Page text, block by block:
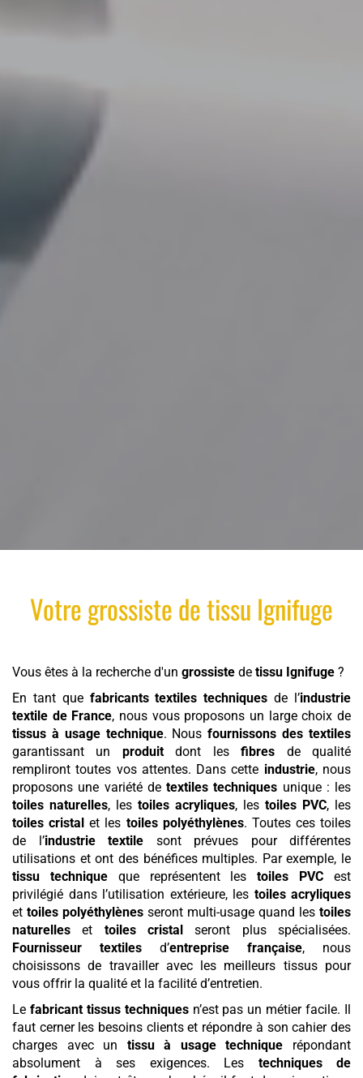
Votregrossistedetissu Ignifuge
Vous êtes à la recherche d'un grossiste de tissu Ignifuge ?
En tant que fabricants textiles techniques de l’industrie
textile de France, nous vous proposons un large choix de
tissus à usage technique. Nousfournissons des textiles
garantissant un produitdont lesfibres de qualité
rempliront toutes vos attentes. Dans cette industrie, nous
proposons une variété de textiles techniques unique : les
toiles naturelles, les toiles acryliques, les toiles PVC, les
toiles cristal et les toiles polyéthylènes. Toutes ces toiles
de l’industrie textile sont prévues pour différentes
utilisations et ont des bénéfices multiples. Par exemple, le
tissu techniqueque représentent lestoiles PVC est
privilégié dans l’utilisation extérieure, les toiles acryliques
et toiles polyéthylènes seront multi-usage quand les toiles
naturelles et toiles cristal
seront plus spécialisées.
Fournisseur textiles d’entreprise française, nous
choisissons de travailler avec les meilleurs tissus pour
vous offrir la qualité et la facilité d’entretien.
Le fabricant tissus techniquesn’est pas un métier facile. Il
faut cerner les besoins clients et répondre à son cahier des
charges avec un tissu à usage technique répondant
absolument à ses exigences. Les techniques de